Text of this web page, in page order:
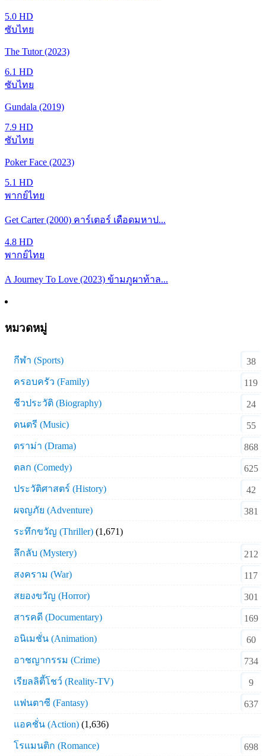
5.0 HD
ซับไทย
The Tutor (2023)
6.1 HD
ซับไทย
Gundala (2019)
7.9 HD
ซับไทย
Poker Face (2023)
5.1 HD
พากย์ไทย
Get Carter (2000) คาร์เตอร์ เดือดมหาป...
4.8 HD
พากย์ไทย
A Journey To Love (2023) ข้ามภูผาท้าล...
หมวดหมู่
กีฬา (Sports)
38
ครอบครัว (Family)
119
ชีวประวัติ (Biography)
24
ดนตรี (Music)
55
ดราม่า (Drama)
868
ตลก (Comedy)
625
ประวัติศาสตร์ (History)
42
ผจญภัย (Adventure)
381
ระทึกขวัญ (Thriller) (1,671)
ลึกลับ (Mystery)
212
สงคราม (War)
117
สยองขวัญ (Horror)
301
สารคดี (Documentary)
169
อนิเมชั่น (Animation)
60
อาชญากรรม (Crime)
734
เรียลลิตี้โชว์ (Reality-TV)
9
แฟนตาซี (Fantasy)
637
แอคชั่น (Action) (1,636)
โรแมนติก (Romance)
698